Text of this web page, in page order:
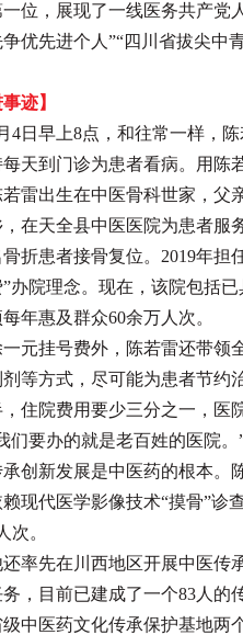
一位，展现了一线医务共产党
优先进个人”“四川省拔尖中
迹】
早上8点，和往常一样，陈
天到门诊为患者看病。用陈
出生在中医骨科世家，父亲
在天全县中医医院为患者服
骨折患者接骨复位。2019年
办院理念。现在，该院包括
年惠及群众60余万人次。
挂号费外，陈若雷还带领全
剂等方式，尽可能为患者节约
住院费用要少三分之一，医
们要办的就是老百姓的医院。
新发展是中医药的根本。陈
现代医学影像技术“摸骨”诊
次。
先在川西地区开展中医传承
，目前已建成了一个83人的
中医药文化传承保护基地两